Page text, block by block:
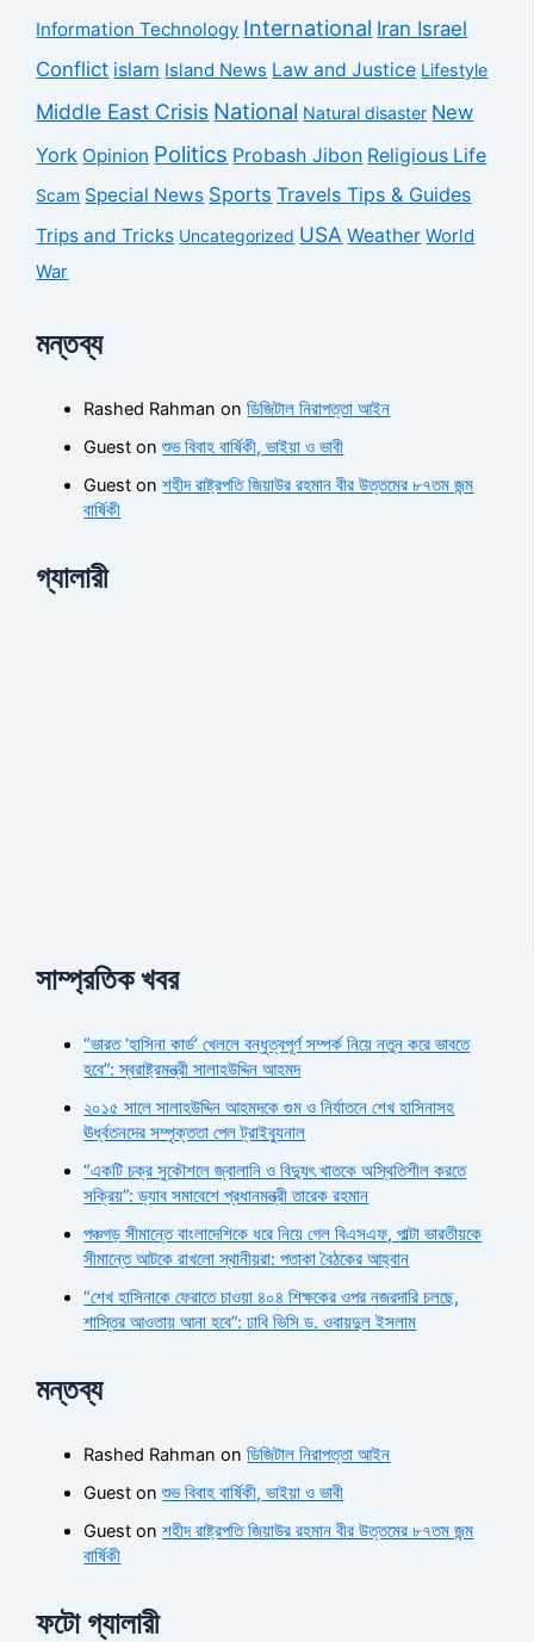
Information Technology International Iran Israel
Conflict islam Island News Law and Justice Lifestyle
Middle East Crisis National Natural disaster New
York Opinion Politics Probash Jibon Religious Life
Scam Special News Sports Travels Tips & Guides
Trips and Tricks Uncategorized USA Weather World
War
মন্তব্য
Rashed Rahman onডিজিটাল নিরাপত্তা আইন
Guest onশুভ বিবাহ বার্ষিকী, ভাইয়া ও ভাবী
Guest onশহীদ রাষ্ট্রপতি জিয়াউর রহমান বীর উত্তমের ৮৭তম জন্ম
বার্ষিকী
গ্যালারী
সাম্প্রতিক খবর
“ভারত ‘হাসিনা কার্ড’ খেললে বন্ধুত্বপূর্ণ সম্পর্ক নিয়ে নতুন করে ভাবতে
হবে”: স্বরাষ্ট্রমন্ত্রী সালাহউদ্দিন আহমদ
২০১৫ সালে সালাহউদ্দিন আহমদকে গুম ও নির্যাতনে শেখ হাসিনাসহ
ঊর্ধ্বতনদের সম্পৃক্ততা পেল ট্রাইব্যুনাল
“একটি চক্র সুকৌশলে জ্বালানি ও বিদ্যুৎ খাতকে অস্থিতিশীল করতে
সক্রিয়”: ড্যাব সমাবেশে প্রধানমন্ত্রী তারেক রহমান
পঞ্চগড় সীমান্তে বাংলাদেশিকে ধরে নিয়ে গেল বিএসএফ, পাল্টা ভারতীয়কে
সীমান্তে আটকে রাখলো স্থানীয়রা: পতাকা বৈঠকের আহ্বান
“শেখ হাসিনাকে ফেরাতে চাওয়া ৪০৪ শিক্ষকের ওপর নজরদারি চলছে,
শাস্তির আওতায় আনা হবে”: ঢাবি ভিসি ড. ওবায়দুল ইসলাম
মন্তব্য
Rashed Rahman onডিজিটাল নিরাপত্তা আইন
Guest onশুভ বিবাহ বার্ষিকী, ভাইয়া ও ভাবী
Guest onশহীদ রাষ্ট্রপতি জিয়াউর রহমান বীর উত্তমের ৮৭তম জন্ম
বার্ষিকী
ফটো গ্যালারী